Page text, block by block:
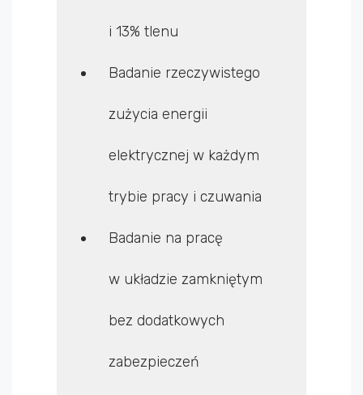
i 13% tlenu
Badanie rzeczywistego
zużycia energii
elektrycznej w każdym
trybie pracy i czuwania
Badanie na pracę
w układzie zamkniętym
bez dodatkowych
zabezpieczeń